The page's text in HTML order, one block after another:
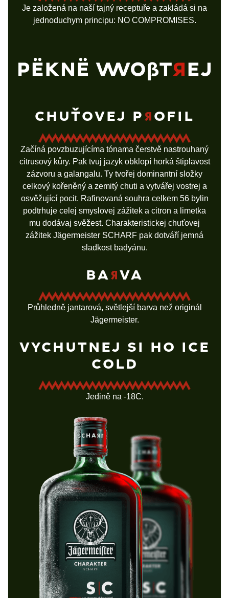
Je založená na naší tajný receptuře a zakládá si na
jednoduchym principu: NO COMPROMISES.
CHUŤOVEJ P OFIL
Začíná povzbuzujícíma tónama čerstvě nastrouhaný
citrusový kůry. Pak tvuj jazyk obklopí horká štiplavost
zázvoru a galangalu. Ty tvořej dominantní složky
celkový kořeněný a zemitý chuti a vytvářej vostrej a
osvěžující pocit. Rafinovaná souhra celkem 56 bylin
podtrhuje celej smyslovej zážitek a citron a limetka
mu dodávaj svěžest. Charakteristickej chuťovej
zážitek Jägermeister SCHARF pak dotváří jemná
sladkost badyánu.
BA VA
Průhledně jantarová, světlejší barva než originál
Jägermeister.
VYCHUTNEJ SI HO ICE
COLD
Jedině na -18C.